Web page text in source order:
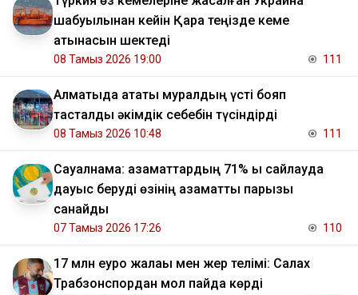
шабуылынан кейін Қара теңізде кеме
қатынасын шектеді
08 Тамыз 2026 19:00 111
Алматыда атақты муралдың үсті бояп
тасталды әкімдік себебін түсіндірді
08 Тамыз 2026 10:48 111
Сауалнама: азаматтардың 71% ы сайлауда
дауыс беруді өзінің азаматтық парызы
санайды
07 Тамыз 2026 17:26 110
17 млн еуро жалақы мен жер телімі: Салах
Трабзонспордан мол пайда көрді